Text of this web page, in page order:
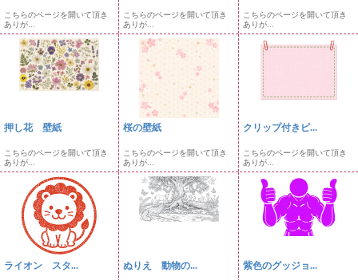
こちらのページを開いて頂き
ありが...
こちらのページを開いて頂き
ありが...
こちらのページを開いて頂き
ありが...
押し花 壁紙
こちらのページを開いて頂き
ありが...
桜の壁紙
こちらのページを開いて頂き
ありが...
クリップ付きピ...
こちらのページを開いて頂き
ありが...
ライオン スタ... ぬりえ 動物の... 紫色のグッジョ...